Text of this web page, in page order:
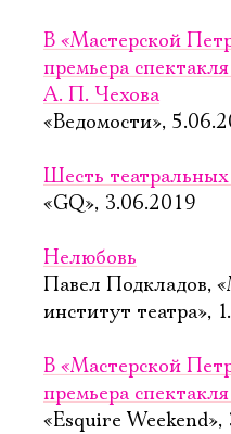
В «Мастерской
премьера
А. П. Чехова
«Ведомости»,
Шесть
«GQ», 3.06.2019
Нелюбовь
Павел Подкладов,
институт театра»,
В «Мастерской
премьера
«Esquire